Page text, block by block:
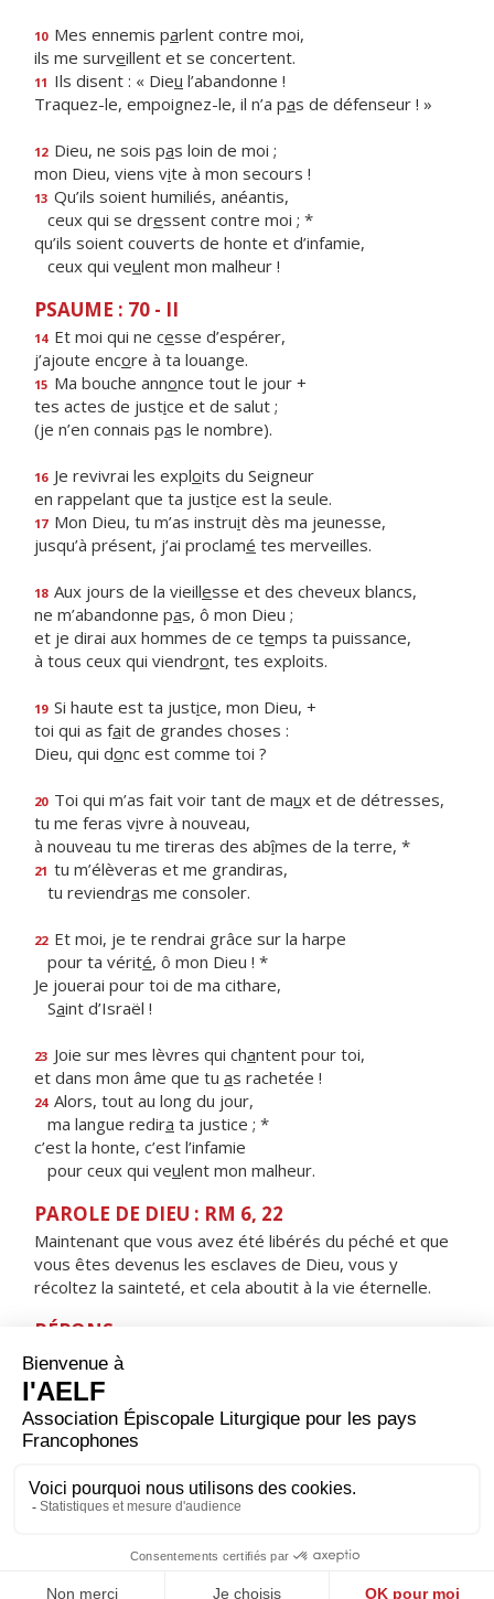
10 Mes ennemis parlent contre moi,
ils me surveillent et se concertent.
11 Ils disent : « Dieu l’abandonne !
Traquez-le, empoignez-le, il n’a pas de défenseur ! »
12 Dieu, ne sois pas loin de moi ;
mon Dieu, viens vite à mon secours !
13 Qu’ils soient humiliés, anéantis,
ceux qui se dressent contre moi ; *
qu’ils soient couverts de honte et d’infamie,
ceux qui veulent mon malheur !
PSAUME : 70 - II
14 Et moi qui ne cesse d’espérer,
j’ajoute encore à ta louange.
15 Ma bouche annonce tout le jour +
tes actes de justice et de salut ;
(je n’en connais pas le nombre).
16 Je revivrai les exploits du Seigneur
en rappelant que ta justice est la seule.
17 Mon Dieu, tu m’as instruit dès ma jeunesse,
jusqu’à présent, j’ai proclamé tes merveilles.
18 Aux jours de la vieillesse et des cheveux blancs,
ne m’abandonne pas, ô mon Dieu ;
et je dirai aux hommes de ce temps ta puissance,
à tous ceux qui viendront, tes exploits.
19 Si haute est ta justice, mon Dieu, +
toi qui as fait de grandes choses :
Dieu, qui donc est comme toi ?
20 Toi qui m’as fait voir tant de maux et de détresses,
tu me feras vivre à nouveau,
à nouveau tu me tireras des abîmes de la terre, *
21 tu m’élèveras et me grandiras,
tu reviendras me consoler.
22 Et moi, je te rendrai grâce sur la harpe
pour ta vérité, ô mon Dieu ! *
Je jouerai pour toi de ma cithare,
Saint d’Israël !
23 Joie sur mes lèvres qui chantent pour toi,
et dans mon âme que tu as rachetée !
24 Alors, tout au long du jour,
ma langue redira ta justice ; *
c’est la honte, c’est l’infamie
pour ceux qui veulent mon malheur.
PAROLE DE DIEU : RM 6, 22
Maintenant que vous avez été libérés du péché et que
vous êtes devenus les esclaves de Dieu, vous y
récoltez la sainteté, et cela aboutit à la vie éternelle.
RÉPONS
V/ Ne suis-je pas, Seigneur, ton serviteur ?
Moi, dont tu brises les chaînes ?
ORAISON
Maître de la vigne et de la moisson, toi qui répartis les
poids du jour sans murmurer contre ta volonté. Par